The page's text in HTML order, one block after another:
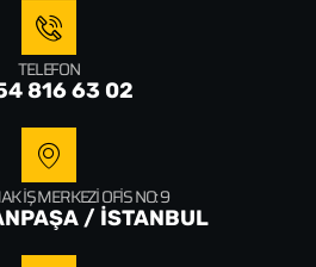
TELEFON
816 63 02
İŞ MERKEZI OFIS NO: 9
/ İSTANBUL